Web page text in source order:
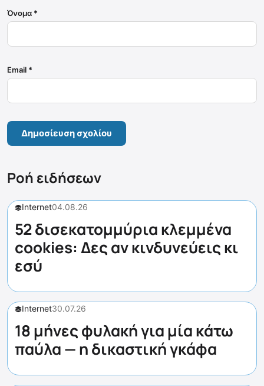
Όνομα *
Email *
Ροή ειδήσεων
Internet04.08.26
52 δισεκατομμύρια κλεμμένα
cookies: Δες αν κινδυνεύεις κι
εσύ
Internet30.07.26
18 μήνες φυλακή για μία κάτω
παύλα — η δικαστική γκάφα